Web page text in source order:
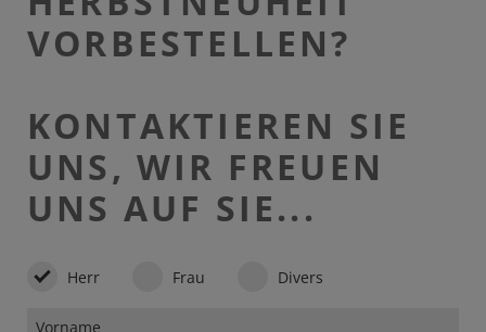
VORBESTELLEN?
KONTAKTIEREN SIE
UNS, WIR FREUEN
UNS AUF SIE...
Herr Frau Divers